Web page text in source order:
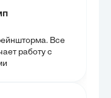
Все
работу с